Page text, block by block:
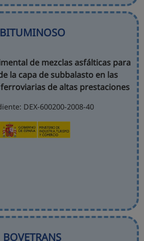
BITUMINOSO
de mezclas asfálticas para
la capa de subbalasto en las
de altas prestaciones
DEX-600200-2008-40
BOVETRANS